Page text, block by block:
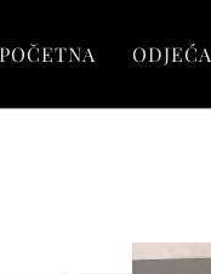
POČETNA ODJEĆA